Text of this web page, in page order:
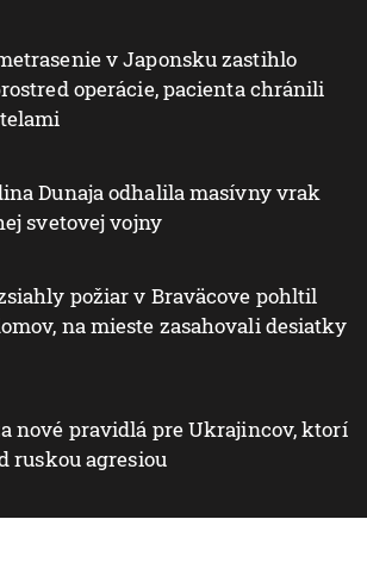
v Japonsku zastihlo
operácie, pacienta chránili
Dunaja odhalila masívny vrak
svetovej vojny
požiar v Braväcove pohltil
na mieste zasahovali desiatky
nové pravidlá pre Ukrajincov, ktorí
ruskou agresiou